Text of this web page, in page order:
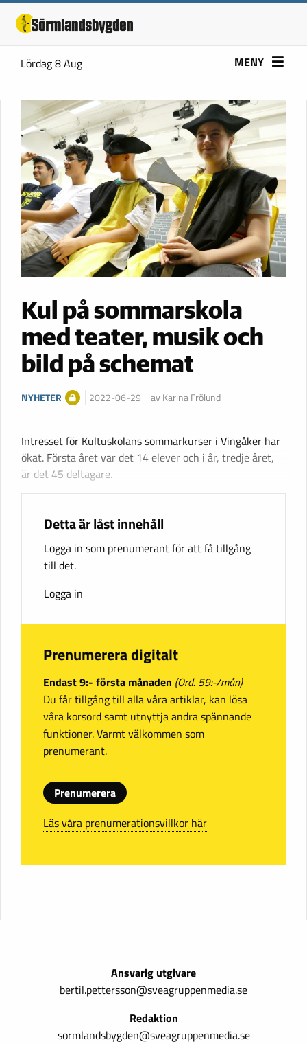
Lördag 8 Aug MENY
Kul på sommarskola
med teater, musik och
bild på schemat
NYHETER 2022-06-29 av Karina Frölund
Intresset för Kultuskolans sommarkurser i Vingåker har
ökat. Första året var det 14 elever och i år, tredje året,
är det 45 deltagare.
Detta är låst innehåll
Logga in som prenumerant för att få tillgång
till det.
Logga in
Prenumerera digitalt
Endast 9:- första månaden (Ord. 59:-/mån)
Du får tillgång till alla våra artiklar, kan lösa
våra korsord samt utnyttja andra spännande
funktioner. Varmt välkommen som
prenumerant.
Prenumerera
Läs våra prenumerationsvillkor här
Ansvarig utgivare
bertil.pettersson@sveagruppenmedia.se
Redaktion
sormlandsbygden@sveagruppenmedia.se